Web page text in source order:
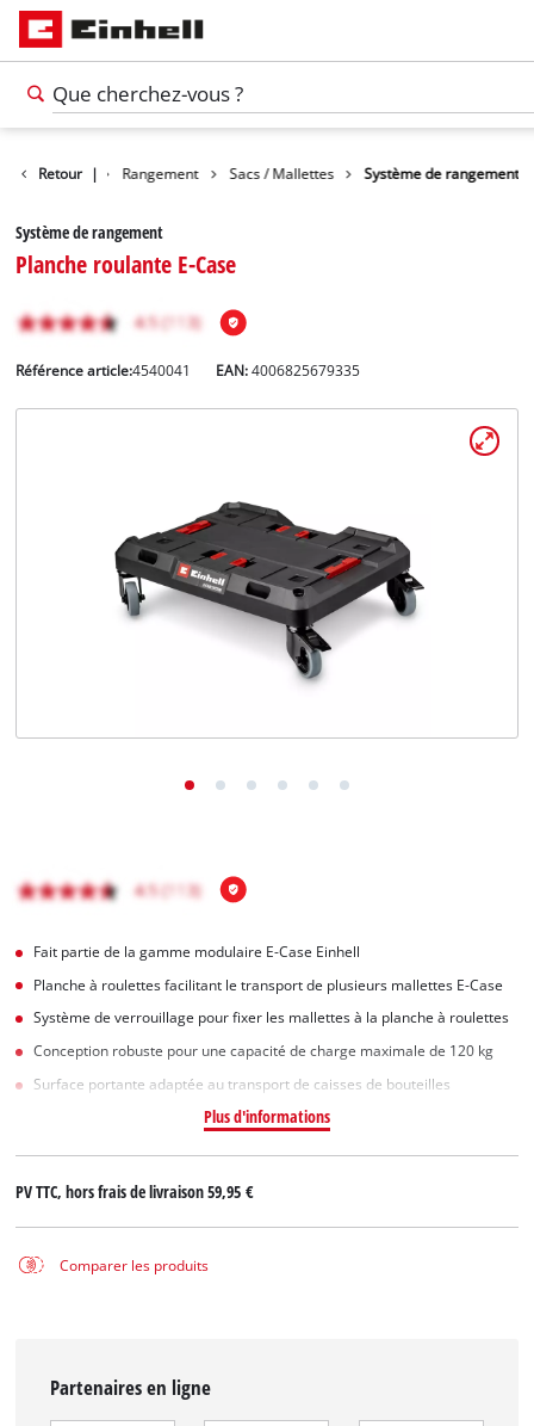
Français
Retour |
Accessoires Rangement Sacs / Mallettes Système de rangement
Système de rangement
Planche roulante E-Case
Référence article:4540041 EAN:4006825679335
Fait partie de la gamme modulaire E-Case Einhell
Planche à roulettes facilitant le transport de plusieurs mallettes E-Case
Système de verrouillage pour fixer les mallettes à la planche à roulettes
Conception robuste pour une capacité de charge maximale de 120 kg
Surface portante adaptée au transport de caisses de bouteilles
Plus d'informations
PV TTC, hors frais de livraison59,95 €
Comparer les produits
Partenaires en ligne